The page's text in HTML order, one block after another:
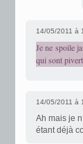
14/05/2011 à
Je ne spoile
qui sont
14/05/2011 à
Ah mais je
étant déjà